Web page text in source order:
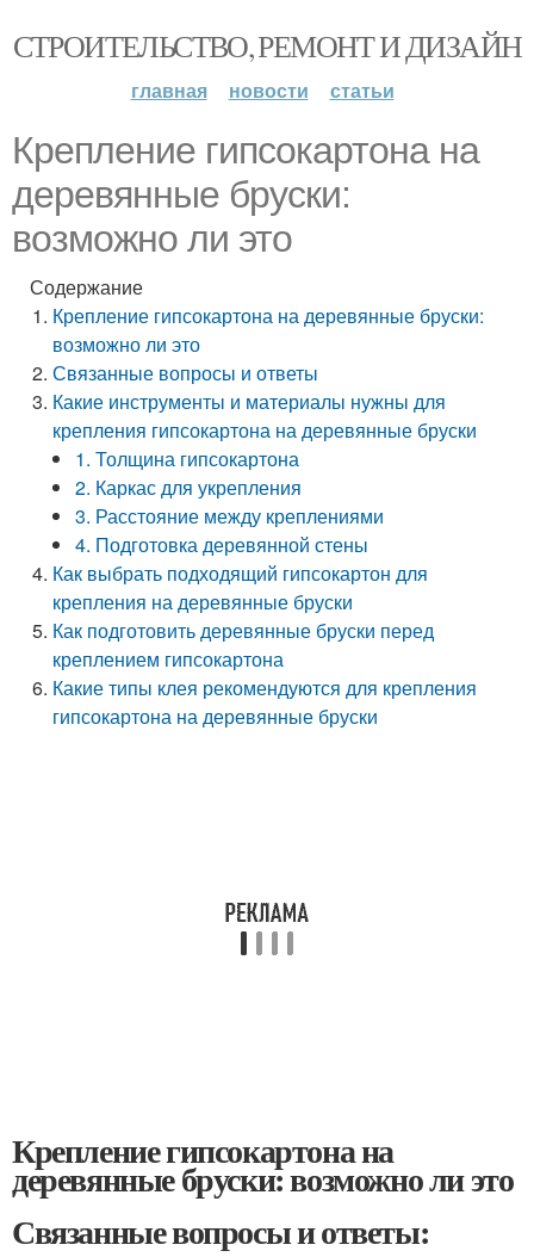
СТРОИТЕЛЬСТВО, РЕМОНТ И ДИЗАЙН
главная новости статьи
Крепление гипсокартона на
деревянные бруски:
возможно ли это
Содержание
Крепление гипсокартона на деревянные бруски:
возможно ли это
Связанные вопросы и ответы
Какие инструменты и материалы нужны для
крепления гипсокартона на деревянные бруски
1. Толщина гипсокартона
2. Каркас для укрепления
3. Расстояние между креплениями
4. Подготовка деревянной стены
Как выбрать подходящий гипсокартон для
крепления на деревянные бруски
Как подготовить деревянные бруски перед
креплением гипсокартона
Какие типы клея рекомендуются для крепления
гипсокартона на деревянные бруски
Крепление гипсокартона на
деревянные бруски: возможно ли это
Связанные вопросы и ответы: